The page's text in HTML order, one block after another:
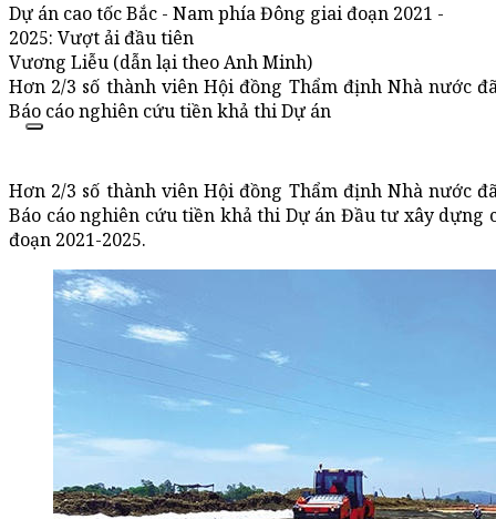
Dự án cao tốc Bắc - Nam phía Đông giai đoạn 2021 -
2025: Vượt ải đầu tiên
Vương Liễu (dẫn lại theo Anh Minh)
Hơn 2/3 số thành viên Hội đồng Thẩm định Nhà nước
Báo cáo nghiên cứu tiền khả thi Dự án
Hơn 2/3 số thành viên Hội đồng Thẩm định Nhà nước
Báo cáo nghiên cứu tiền khả thi Dự án Đầu tư xây dựng
đoạn 2021-2025.